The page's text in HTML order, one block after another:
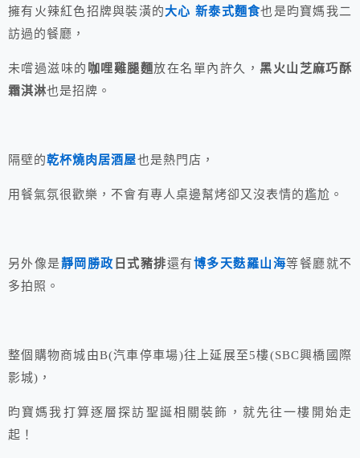
擁有火辣紅色招牌與裝潢的大心 新泰式麵食也是昀寶媽我二
訪過的餐廳，
未嚐過滋味的 咖哩雞腿麵放在名單內許久，黑火山芝麻巧酥
霜淇淋也是招牌。
隔壁的乾杯燒肉居酒屋也是熱門店，
用餐氣氛很歡樂，不會有專人桌邊幫烤卻又沒表情的尷尬。
另外像是靜岡勝政 日式豬排還有博多天麩羅山海等餐廳就不
多拍照。
整個購物商城由B(汽車停車場)往上延展至5樓(SBC興橋國際
影城)，
昀寶媽我打算逐層探訪聖誕相關裝飾，就先往一樓開始走
起！